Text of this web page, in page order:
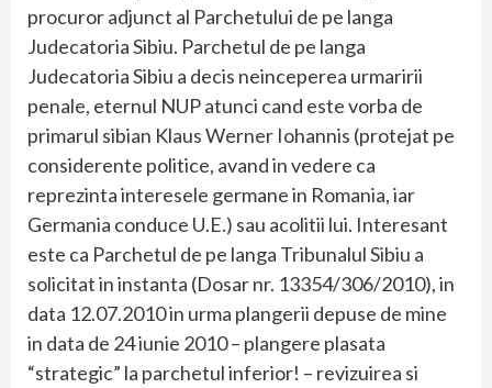
procuror adjunct al Parchetului de pe langa
Judecatoria Sibiu. Parchetul de pe langa
Judecatoria Sibiu a decis neinceperea urmaririi
penale, eternul NUP atunci cand este vorba de
primarul sibian Klaus Werner Iohannis (protejat pe
considerente politice, avand in vedere ca
reprezinta interesele germane in Romania, iar
Germania conduce U.E.) sau acolitii lui. Interesant
este ca Parchetul de pe langa Tribunalul Sibiu a
solicitat in instanta (Dosar nr. 13354/306/2010), in
data 12.07.2010 in urma plangerii depuse de mine
in data de 24 iunie 2010 – plangere plasata
“strategic” la parchetul inferior! – revizuirea si